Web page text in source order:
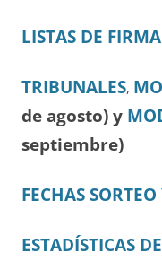
LISTAS DE
TRIBUNALES,
de agosto) y
septiembre)
FECHAS
ESTADÍSTICAS